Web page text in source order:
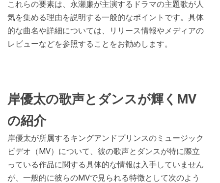
これらの要素は、永瀬廉が主演するドラマの主題歌が人
気を集める理由を説明する一般的なポイントです。具体
的な曲名や詳細については、リリース情報やメディアの
レビューなどを参照することをお勧めします。
岸優太の歌声とダンスが輝くMV
の紹介
岸優太が所属するキングアンドプリンスのミュージック
ビデオ（MV）について、彼の歌声とダンスが特に際立
っている作品に関する具体的な情報は入手していません
が、一般的に彼らのMVで見られる特徴として次のよう